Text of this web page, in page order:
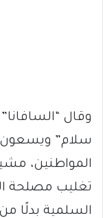
وقال
سلام” ويسعون
المواطنين،
تغليب مصلحة
السلمية بدلًا